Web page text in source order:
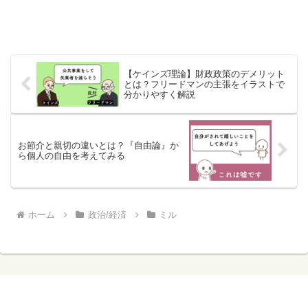
【ケインズ理論】財政政策のデメリット
とは？フリードマンの主張をイラストで
分かりやすく解説
お節介と親切の違いとは？『自由論』か
ら個人の自由を考えてみる
ホーム 政治/経済 ミル